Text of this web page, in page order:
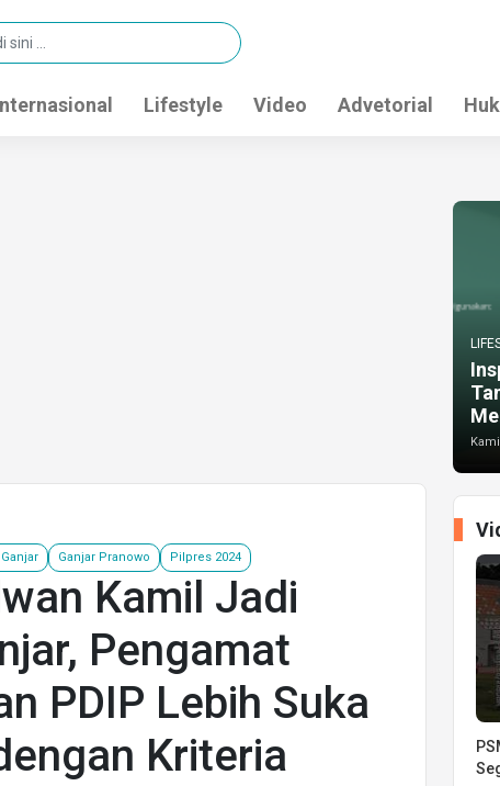
Lifestyle Video Advetorial
Ganjar Pranowo Pilpres 2024
Kamil Jadi
Pengamat
PDIP Lebih Suka
Kriteria